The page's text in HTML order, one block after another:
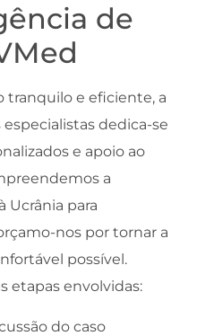
de
tranquilo e eficiente, a
dedica-se
e apoio ao
a
Ucrânia para
nos por tornar a
possível.
etapas envolvidas:
do caso